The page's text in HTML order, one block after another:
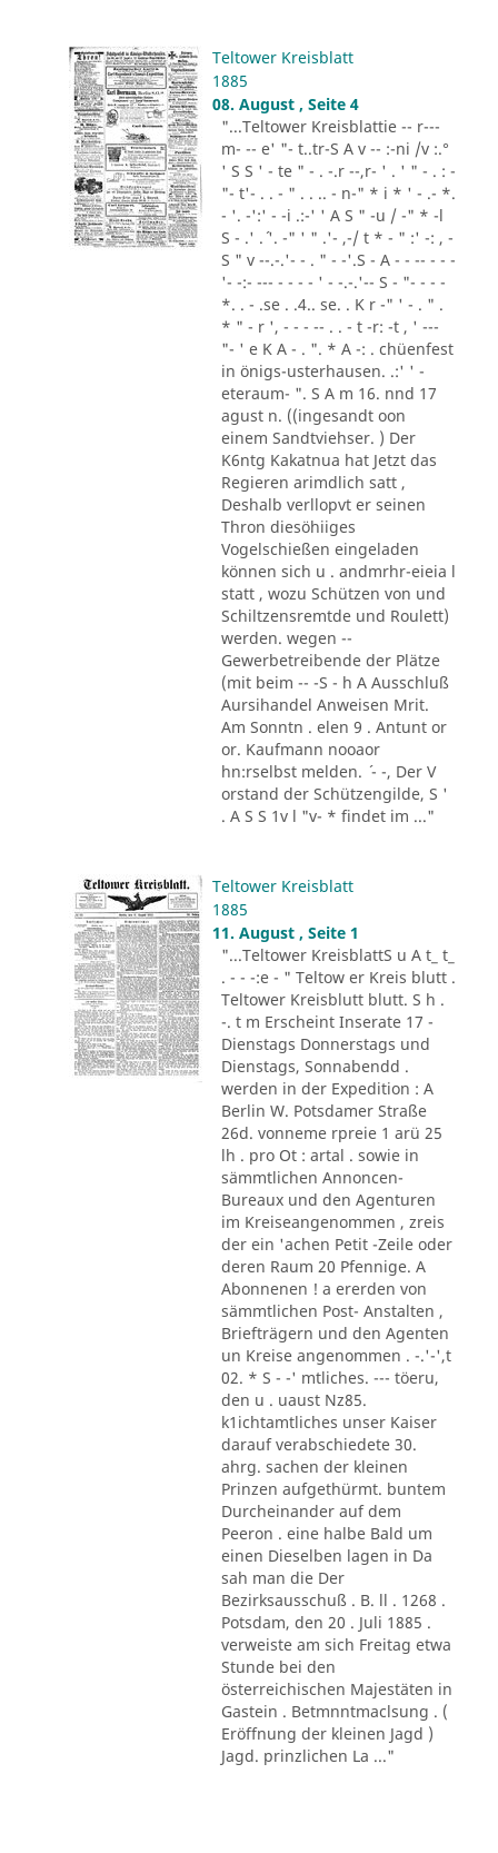
Teltower Kreisblatt
1885
08. August , Seite 4
"...Teltower Kreisblattie -- r---
m- -- e' "- t..tr-S A v -- :-ni /v :.°
' S S ' - te " - . -.r --,r- ' . ' " - . : -
"- t'- . . - " . . .. - n-" * i * ' - .- *.
- '. -':' - -i .:-' ' A S " -u / -" * -l
S - .' .´ '. -" ' " .'- ,-/ t * - " :' -: , -
S " v --.-.'- - . " - -'.S - A - - -- - - -
'- -:- --- - - - - ' - -.-.'-- S - "- - - -
*. . - .se . .4.. se. . K r -" ' - . " .
* " - r ', - - - -- . . - t -r: -t , ' ---
"- ' e K A - . ". * A -: . chüenfest
in önigs-usterhausen. .:' ' -
eteraum- ". S A m 16. nnd 17
agust n. ((ingesandt oon
einem Sandtviehser. ) Der
K6ntg Kakatnua hat Jetzt das
Regieren arimdlich satt ,
Deshalb verllopvt er seinen
Thron diesöhiiges
Vogelschießen eingeladen
können sich u . andmrhr-eieia l
statt , wozu Schützen von und
Schiltzensremtde und Roulett)
werden. wegen --
Gewerbetreibende der Plätze
(mit beim -- -S - h A Ausschluß
Aursihandel Anweisen Mrit.
Am Sonntn . elen 9 . Antunt or
or. Kaufmann nooaor
hn:rselbst melden. ´ - -, Der V
orstand der Schützengilde, S '
. A S S 1v l "v- * findet im ..."
Teltower Kreisblatt
1885
11. August , Seite 1
"...Teltower KreisblattS u A t_ t_
. - - -:e - " Teltow er Kreis blutt .
Teltower Kreisblutt blutt. S h .
-. t m Erscheint Inserate 17 -
Dienstags Donnerstags und
Dienstags, Sonnabendd .
werden in der Expedition : A
Berlin W. Potsdamer Straße
26d. vonneme rpreie 1 arü 25
lh . pro Ot : artal . sowie in
sämmtlichen Annoncen-
Bureaux und den Agenturen
im Kreiseangenommen , zreis
der ein 'achen Petit -Zeile oder
deren Raum 20 Pfennige. A
Abonnenen ! a ererden von
sämmtlichen Post- Anstalten ,
Briefträgern und den Agenten
un Kreise angenommen . -.'-',t
02. * S - -' mtliches. --- töeru,
den u . uaust Nz85.
k1ichtamtliches unser Kaiser
darauf verabschiedete 30.
ahrg. sachen der kleinen
Prinzen aufgethürmt. buntem
Durcheinander auf dem
Peeron . eine halbe Bald um
einen Dieselben lagen in Da
sah man die Der
Bezirksausschuß . B. ll . 1268 .
Potsdam, den 20 . Juli 1885 .
verweiste am sich Freitag etwa
Stunde bei den
österreichischen Majestäten in
Gastein . Betmnntmaclsung . (
Eröffnung der kleinen Jagd )
Jagd. prinzlichen La ..."